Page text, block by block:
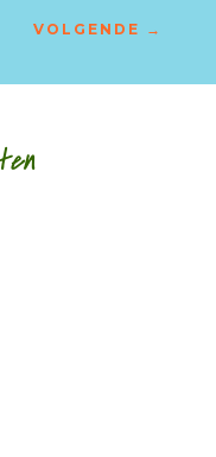
VOLGENDE →